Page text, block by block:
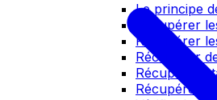
Le principe
Récupérer
Récupérer
Récupérer
Récupérer
Récupérer